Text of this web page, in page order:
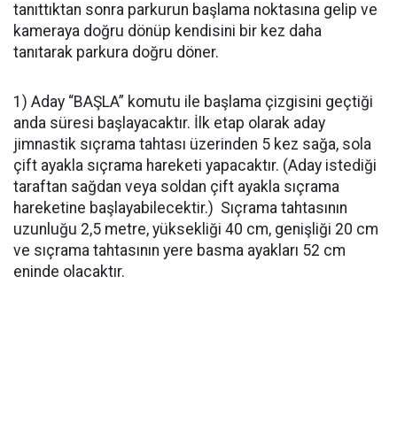
tanıttıktan sonra parkurun başlama noktasına gelip ve
kameraya doğru dönüp kendisini bir kez daha
tanıtarak parkura doğru döner.
1) Aday “BAŞLA” komutu ile başlama çizgisini geçtiği
anda süresi başlayacaktır. İlk etap olarak aday
jimnastik sıçrama tahtası üzerinden 5 kez sağa, sola
çift ayakla sıçrama hareketi yapacaktır. (Aday istediği
taraftan sağdan veya soldan çift ayakla sıçrama
hareketine başlayabilecektir.) Sıçrama tahtasının
uzunluğu 2,5 metre, yüksekliği 40 cm, genişliği 20 cm
ve sıçrama tahtasının yere basma ayakları 52 cm
eninde olacaktır.